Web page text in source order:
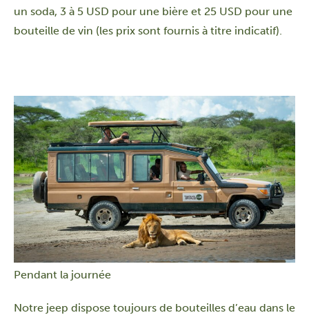
un soda, 3 à 5 USD pour une bière et 25 USD pour une
bouteille de vin (les prix sont fournis à titre indicatif).
Pendant la journée
Notre jeep dispose toujours de bouteilles d’eau dans le